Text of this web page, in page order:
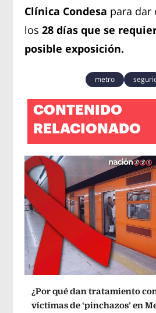
Clínica Condesa para dar
los 28 días que se
posible exposición.
metro
CONTENIDO
RELACIONADO
¿Por qué dan tratamiento
víctimas de ‘pinchazos’ en